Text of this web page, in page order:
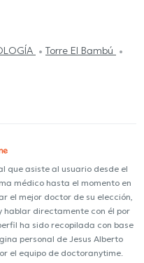
Torre El Bambú
que asiste al usuario desde el
médico hasta el momento en
el mejor doctor de su elección,
directamente con él por
ha sido recopilada con base
personal de Jesus Alberto
el equipo de doctoranytime.